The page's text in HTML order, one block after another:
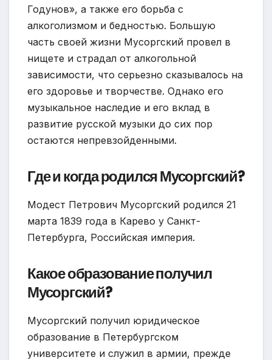
Годунов», а также его борьба с
алкоголизмом и бедностью. Большую
часть своей жизни Мусоргский провел в
нищете и страдал от алкогольной
зависимости, что серьезно сказывалось на
его здоровье и творчестве. Однако его
музыкальное наследие и его вклад в
развитие русской музыки до сих пор
остаются непревзойденными.
Где и когда родился Мусоргский?
Модест Петрович Мусоргский родился 21
марта 1839 года в Карево у Санкт-
Петербурга, Российская империя.
Какое образование получил
Мусоргский?
Мусоргский получил юридическое
образование в Петербургском
университете и служил в армии, прежде